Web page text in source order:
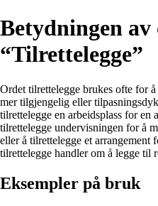
Betydningen av
“Tilrettelegge”
Ordet tilrettelegge brukes ofte for
mer tilgjengelig eller
tilrettelegge en arbeidsplass for en
tilrettelegge undervisningen for å
eller å tilrettelegge et arrangement
tilrettelegge handler om å legge til
Eksempler på bruk